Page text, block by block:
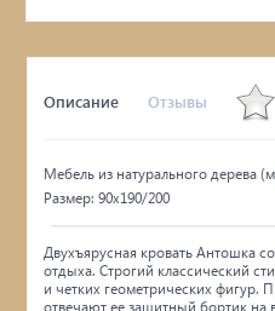
Описание Отзывы
Мебель из натурального дерева
Размер: 90х190/200
Двухъярусная кровать Антошка
отдыха. Строгий классический
и четких геометрических фигур.
отвечают ее защитный бортик на